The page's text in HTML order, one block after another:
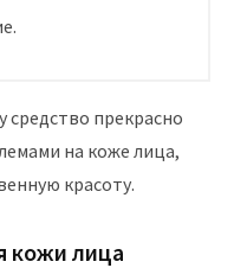
средство прекрасно
на коже лица,
красоту.
кожи лица